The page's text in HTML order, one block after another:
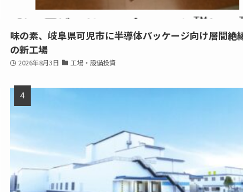
味の素、岐阜県可児市に半導体パッケージ向け層間絶
の新工場
2026年8月3日 工場・設備投資